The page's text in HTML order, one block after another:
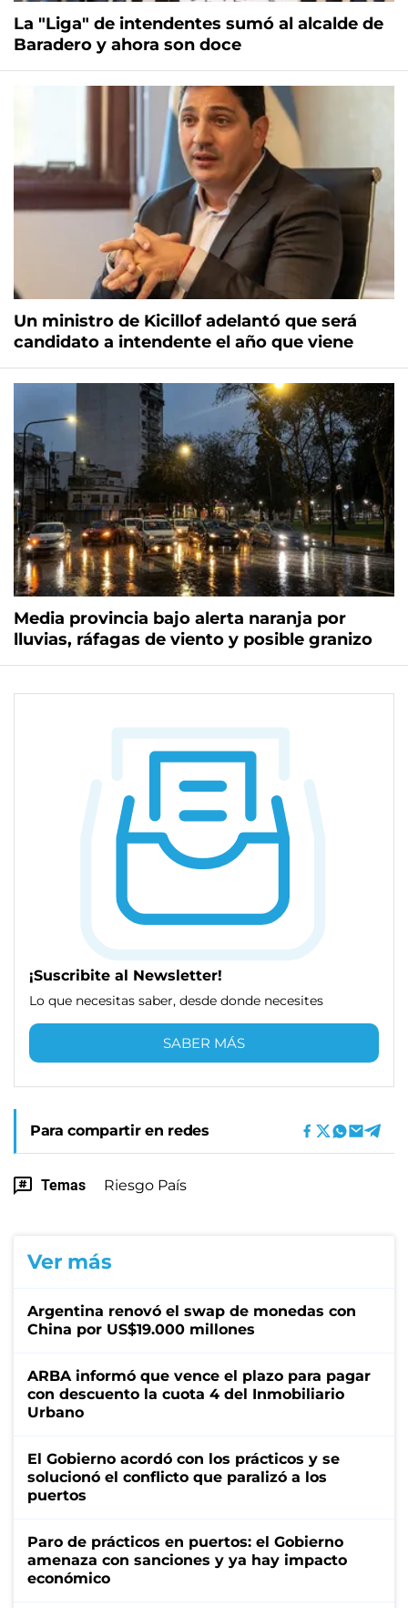
La "Liga" de intendentes sumó al alcalde de
Baradero y ahora son doce
Un ministro de Kicillof adelantó que será
candidato a intendente el año que viene
Media provincia bajo alerta naranja por
lluvias, ráfagas de viento y posible granizo
¡Suscribite al Newsletter!
Lo que necesitas saber, desde donde necesites
SABER MÁS
Para compartir en redes
Temas Riesgo País
Ver más
Argentina renovó el swap de monedas con
China por US$19.000 millones
ARBA informó que vence el plazo para pagar
con descuento la cuota 4 del Inmobiliario
Urbano
El Gobierno acordó con los prácticos y se
solucionó el conflicto que paralizó a los
puertos
Paro de prácticos en puertos: el Gobierno
amenaza con sanciones y ya hay impacto
económico